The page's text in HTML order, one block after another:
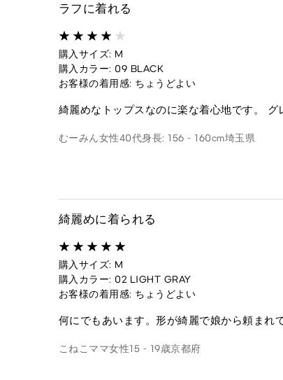
ラフに着れる
購入サイズ: M
購入カラー: 09 BLACK
お客様の着用感: ちょうどよい
綺麗めなトップスなのに楽な着心地です。 グ
むーみん女性40代身長: 156 - 160cm埼玉県
綺麗めに着られる
購入サイズ: M
購入カラー: 02 LIGHT GRAY
お客様の着用感: ちょうどよい
何にでもあいます。形が綺麗で娘から頼まれ
こねこママ女性15 - 19歳京都府